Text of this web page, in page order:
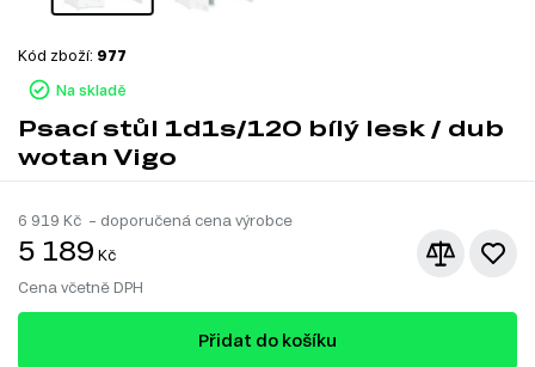
Na skladě
Kód zboží: 977
Psací stůl 1d1s/120 bílý lesk / dub
wotan Vigo
6 919 Kč – doporučená cena výrobce
5 189 Kč
Cena včetně DPH
Přidat do košíku